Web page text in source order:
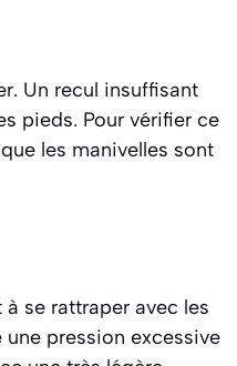
Un recul insuffisant
pieds. Pour vérifier ce
les manivelles sont
se rattraper avec les
pression excessive